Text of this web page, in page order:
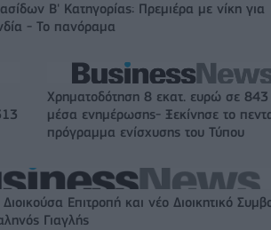
Β' Κατηγορίας: Πρεμιέρα με νίκη για
- Το πανόραμα
Χρηματοδότηση 8 εκατ. ευρώ σε 843
μέσα ενημέρωσης- Ξεκίνησε το
πρόγραμμα ενίσχυσης του Τύπου
Επιτροπή και νέο Διοικητικό
Γιαγλής